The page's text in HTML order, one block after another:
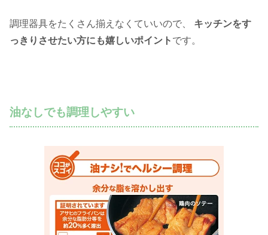
調理器具をたくさん揃えなくていいので、 キッチンをす
っきりさせたい方にも嬉しいポイント です。
油なしでも調理しやすい